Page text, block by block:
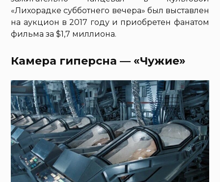
«Лихорадке субботнего вечера» был выставлен
на аукцион в 2017 году и приобретен фанатом
фильма за $1,7 миллиона.
Камера гиперсна — «Чужие»